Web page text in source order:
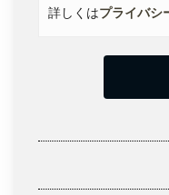
詳しくはプライバシ